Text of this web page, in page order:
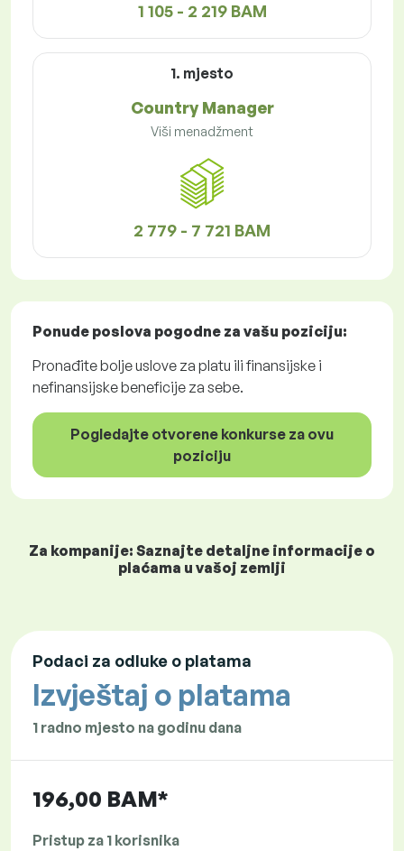
1 105 - 2 219 BAM
1. mjesto
Country Manager
Viši menadžment
2 779 - 7 721 BAM
Ponude poslova pogodne za vašu poziciju:
Pronađite bolje uslove za platu ili finansijske i
nefinansijske beneficije za sebe.
Pogledajte otvorene konkurse za ovu
poziciju
Za kompanije: Saznajte detaljne informacije o
plaćama u vašoj zemlji
Podaci za odluke o platama
Izvještaj o platama
1 radno mjesto na godinu dana
196,00 BAM*
Pristup za 1 korisnika